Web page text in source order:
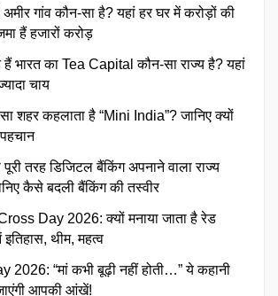
गांव कौन-सा है? यहां हर घर में करोड़ों की
हैं हजारों करोड़
भारत का Tea Capital कौन-सा राज्य है? यहां
चाय
शहर कहलाता है “Mini India”? जानिए क्यों
तरह डिजिटल बैंकिंग अपनाने वाला राज्य
कैसे बदली बैंकिंग की तस्वीर
Day 2026: क्यों मनाया जाता है रेड
थीम, महत्व
2026: “मां कभी बूढ़ी नहीं होती…” ये कहानी
आपकी आंखें!